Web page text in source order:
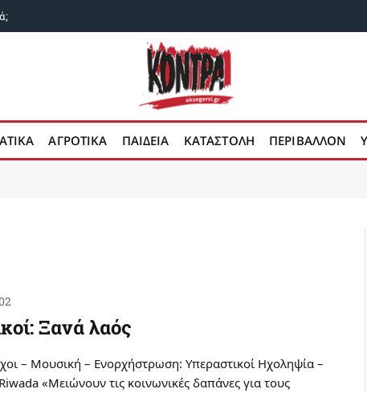
ΑΓΡΟΤΙΚΑ ΠΑΙΔΕΙΑ ΚΑΤΑΣΤΟΛΗ ΠΕΡΙΒΑΛΛΟΝ
Ξανά λαός
– Μουσική – Ενορχήστρωση: Υπεραστικοί Ηχοληψία –
«Μειώνουν τις κοινωνικές δαπάνες για τους